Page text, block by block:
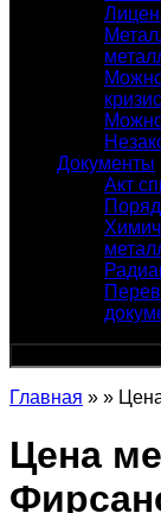
Документы
Акт
Главная » »
Цена